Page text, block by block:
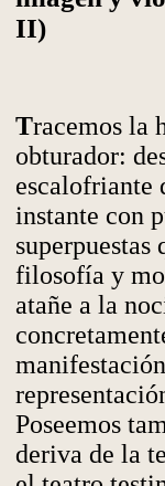
II)
Tracemos la
obturador:
escalofriante
instante con
filosofía y
atañe a la
Poseemos
deriva de la